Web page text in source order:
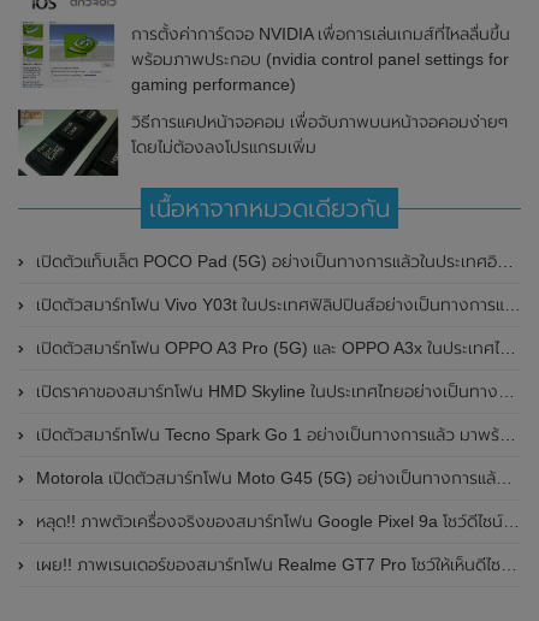
การตั้งค่าการ์ดจอ NVIDIA เพื่อการเล่นเกมส์ที่ไหลลื่นขึ้น
พร้อมภาพประกอบ (nvidia control panel settings for
gaming performance)
วิธีการแคปหน้าจอคอม เพื่อจับภาพบนหน้าจอคอมง่ายๆ
โดยไม่ต้องลงโปรแกรมเพิ่ม
เนื้อหาจากหมวดเดียวกัน
เปิดตัวแท็บเล็ต POCO Pad (5G) อย่างเป็นทางการแล้วในประเทศอินเดีย มาพร้อมชิปเซ็ต Snapdragon 7s Gen 2 ของ Qualcomm และรองรับเครือข่าย 5G
เปิดตัวสมาร์ทโฟน Vivo Y03t ในประเทศฟิลิปปินส์อย่างเป็นทางการแล้ว มาพร้อมชิปเซ็ต Unisoc T612 , กล้องหลัง ความละเอียด 13MP , แบตเตอรี่ 5,000mAh และหน้าจอแสดงผล LCD / 90Hz
เปิดตัวสมาร์ทโฟน OPPO A3 Pro (5G) และ OPPO A3x ในประเทศไทยอย่างเป็นทางการแล้ว ในราคาเริ่มต้นเพียง 3,999 บาท
เปิดราคาของสมาร์ทโฟน HMD Skyline ในประเทศไทยอย่างเป็นทางการแล้ว ราคา 14,990 บาท
เปิดตัวสมาร์ทโฟน Tecno Spark Go 1 อย่างเป็นทางการแล้ว มาพร้อมหน้าจอแสดงผล LCD / 120Hz , แบตเตอรี่ 5,000mAh และใช้ชิปเซ็ต Unisoc
Motorola เปิดตัวสมาร์ทโฟน Moto G45 (5G) อย่างเป็นทางการแล้วในอินเดีย
หลุด!! ภาพตัวเครื่องจริงของสมาร์ทโฟน Google Pixel 9a โชว์ดีไซน์ใหม่ กล้องหลังแบนราบ ไม่มีกรอบของกล้องแล้ว
เผย!! ภาพเรนเดอร์ของสมาร์ทโฟน Realme GT7 Pro โชว์ให้เห็นดีไซน์ใหม่ พร้อมเผยรายละเอียดสเปกที่สำคัญบางส่วน